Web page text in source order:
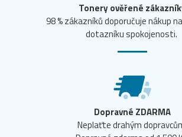
Tonery ověřené
98 % zákazníků doporučuje nákup
dotazníku spokojenosti.
Dopravné ZDARMA
Neplaťte drahým